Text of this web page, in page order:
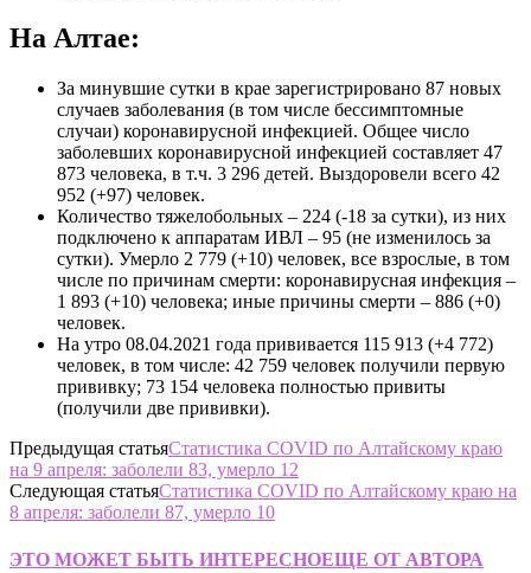
На Алтае:
За минувшие сутки в крае зарегистрировано 87 новых
случаев заболевания (в том числе бессимптомные
случаи) коронавирусной инфекцией. Общее число
заболевших коронавирусной инфекцией составляет 47
873 человека, в т.ч. 3 296 детей. Выздоровели всего 42
952 (+97) человек.
Количество тяжелобольных – 224 (-18 за сутки), из них
подключено к аппаратам ИВЛ – 95 (не изменилось за
сутки). Умерло 2 779 (+10) человек, все взрослые, в том
числе по причинам смерти: коронавирусная инфекция –
1 893 (+10) человека; иные причины смерти – 886 (+0)
человек.
На утро 08.04.2021 года прививается 115 913 (+4 772)
человек, в том числе: 42 759 человек получили первую
прививку; 73 154 человека полностью привиты
(получили две прививки).
Предыдущая статьяСтатистика COVID по Алтайскому краю
на 9 апреля: заболели 83, умерло 12
Следующая статьяСтатистика COVID по Алтайскому краю на
8 апреля: заболели 87, умерло 10
ЭТО МОЖЕТ БЫТЬ ИНТЕРЕСНОЕЩЕ ОТ АВТОРА